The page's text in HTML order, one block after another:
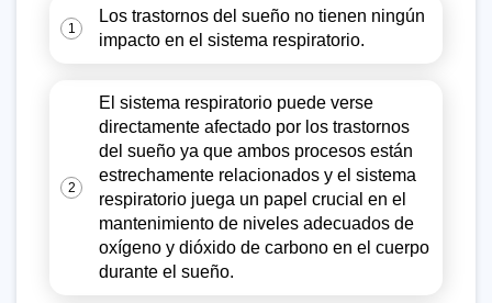
1
Los trastornos del sueño no tienen ningún
impacto en el sistema respiratorio.
2
El sistema respiratorio puede verse
directamente afectado por los trastornos
del sueño ya que ambos procesos están
estrechamente relacionados y el sistema
respiratorio juega un papel crucial en el
mantenimiento de niveles adecuados de
oxígeno y dióxido de carbono en el cuerpo
durante el sueño.